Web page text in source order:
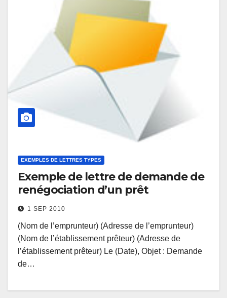
EXEMPLES DE LETTRES TYPES
Exemple de lettre de demande de
renégociation d’un prêt
1 SEP 2010
(Nom de l’emprunteur) (Adresse de l’emprunteur)
(Nom de l’établissement prêteur) (Adresse de
l’établissement prêteur) Le (Date), Objet : Demande
de…